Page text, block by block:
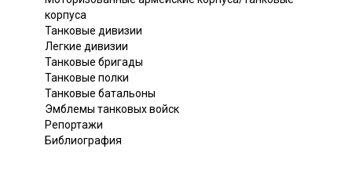
корпуса
Танковые дивизии
Легкие дивизии
Танковые бригады
Танковые полки
Танковые батальоны
Эмблемы танковых войск
Репортажи
Библиография